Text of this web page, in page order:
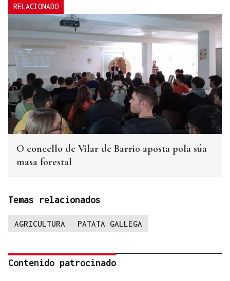
RELACIONADO
O concello de Vilar de Barrio aposta pola súa
masa forestal
Temas relacionados
AGRICULTURA PATATA GALLEGA
Contenido patrocinado